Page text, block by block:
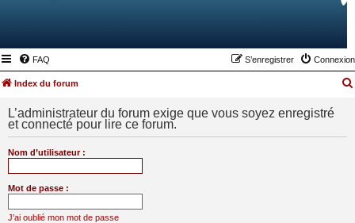
FAQ Connexion
S’enregistrer
Index du forum
L’administrateur du forum exige que vous soyez enregistré
et connecté pour lire ce forum.
Nom d’utilisateur :
Mot de passe :
J’ai oublié mon mot de passe